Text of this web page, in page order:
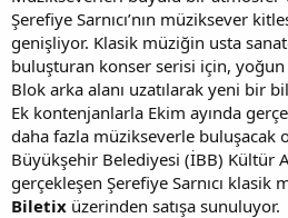
Şerefiye Sarnıcı’nın müziksever
genişliyor. Klasik müziğin usta
buluşturan konser serisi için,
Blok arka alanı uzatılarak yeni bir
Ek kontenjanlarla Ekim ayında
daha fazla müzikseverle buluşacak
Büyükşehir Belediyesi (İBB) Kültür
gerçekleşen Şerefiye Sarnıcı
Biletix üzerinden satışa sunuluyor.